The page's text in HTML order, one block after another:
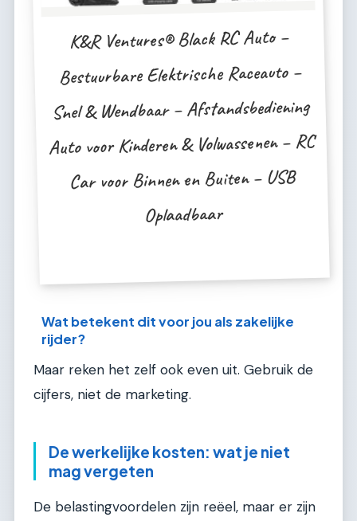
K&R Ventures® Black RC Auto –
Bestuurbare Elektrische Raceauto –
Snel & Wendbaar – Afstandsbediening
Auto voor Kinderen & Volwassenen – RC
Car voor Binnen en Buiten – USB
Oplaadbaar
Wat betekent dit voor jou als zakelijke
rijder?
Maar reken het zelf ook even uit. Gebruik de
cijfers, niet de marketing.
De werkelijke kosten: wat je niet
mag vergeten
De belastingvoordelen zijn reëel, maar er zijn